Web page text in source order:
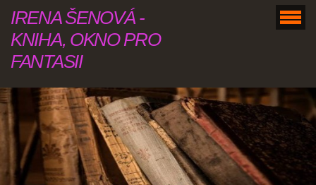
IRENA ŠENOVÁ -
KNIHA, OKNO PRO
FANTASII